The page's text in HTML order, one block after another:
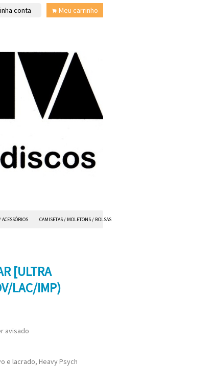
conta . Meu carrinho
ACESSÓRIOS CAMISETAS / MOLETONS / BOLSAS
[ULTRA
LAC/IMP)
avisado
e lacrado, Heavy Psych